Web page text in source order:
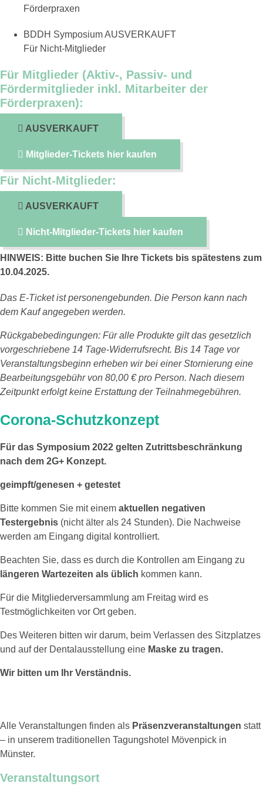
Förderpraxen​
BDDH SymposiumAUSVERKAUFT
Für Nicht-Mitglieder
Für Mitglieder (Aktiv-, Passiv- und
Fördermitglieder inkl. Mitarbeiter der
Förderpraxen):
AUSVERKAUFT
Mitglieder-Tickets hier kaufen
Für Nicht-Mitglieder:
AUSVERKAUFT
Nicht-Mitglieder-Tickets hier kaufen
HINWEIS: Bitte buchen Sie Ihre Tickets bis spätestens zum
10.04.2025.
Das E-Ticket ist personengebunden. Die Person kann nach
dem Kauf angegeben werden.
Rückgabebedingungen: Für alle Produkte gilt das gesetzlich
vorgeschriebene 14 Tage-Widerrufsrecht. Bis 14 Tage vor
Veranstaltungsbeginn erheben wir bei einer Stornierung eine
Bearbeitungsgebühr von 80,00 € pro Person. Nach diesem
Zeitpunkt erfolgt keine Erstattung der Teilnahmegebühren.
Corona-Schutzkonzept​
Für das Symposium 2022 gelten Zutrittsbeschränkung
nach dem 2G+ Konzept.
geimpft/genesen + getestet
Bitte kommen Sie mit einem aktuellen negativen
Testergebnis (nicht älter als 24 Stunden). Die Nachweise
werden am Eingang digital kontrolliert.
Beachten Sie, dass es durch die Kontrollen am Eingang zu
längeren Wartezeiten als üblich kommen kann.
Für die Mitgliederversammlung am Freitag wird es
Testmöglichkeiten vor Ort geben.
Des Weiteren bitten wir darum, beim Verlassen des Sitzplatzes
und auf der Dentalausstellung eine Maske zu tragen.
Wir bitten um Ihr Verständnis.
Alle Veranstaltungen finden als Präsenzveranstaltungen statt
– in unserem traditionellen Tagungshotel Mövenpick in
Münster.
Veranstaltungsort